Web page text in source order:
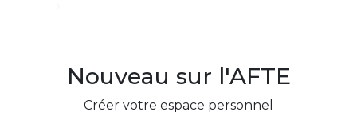
Nouveau sur l'AFTE
Créer votre espace personnel